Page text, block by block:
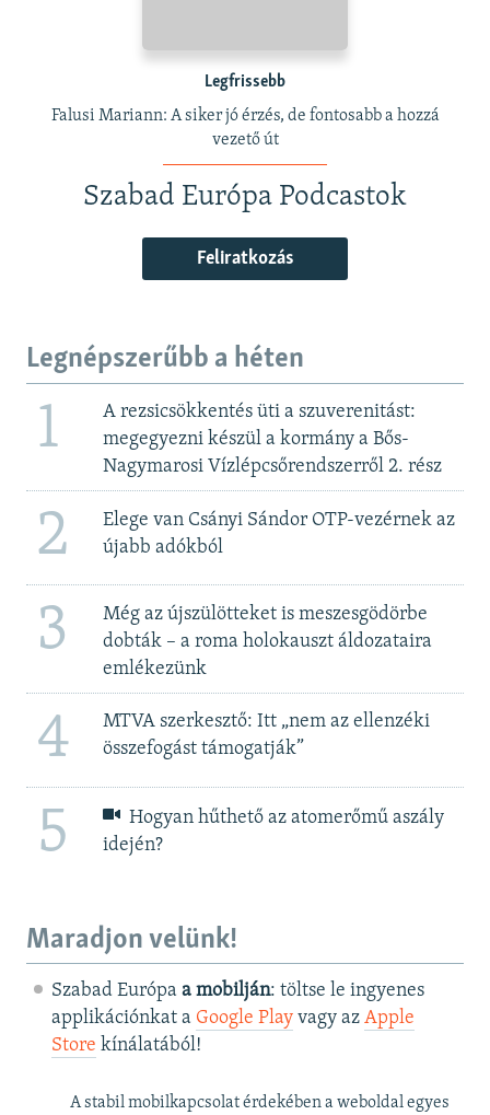
Legfrissebb
Falusi Mariann: A siker jó érzés, de fontosabb a hozzá
vezető út
Szabad Európa Podcastok
Feliratkozás
Legnépszerűbb a héten
1
A rezsicsökkentés üti a szuverenitást:
megegyezni készül a kormány a Bős-
Nagymarosi Vízlépcsőrendszerről 2. rész
2
Elege van Csányi Sándor OTP-vezérnek az
újabb adókból
3
Még az újszülötteket is meszesgödörbe
dobták – a roma holokauszt áldozataira
emlékezünk
4
MTVA szerkesztő: Itt „nem az ellenzéki
összefogást támogatják”
5
Hogyan hűthető az atomerőmű aszály
idején?
Maradjon velünk!
Szabad Európa a mobilján: töltse le ingyenes
applikációnkat a Google Playvagy az Apple
Store kínálatából!
A stabil mobilkapcsolat érdekében a weboldal egyes